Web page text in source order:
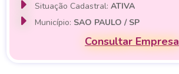
Situação Cadastral:ATIVA
Município: SAO PAULO / SP
Consultar Empresa